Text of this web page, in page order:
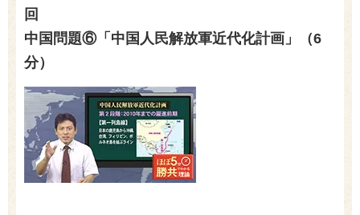
回
中国問題⑥「中国人民解放軍近代化計画」（6
分）